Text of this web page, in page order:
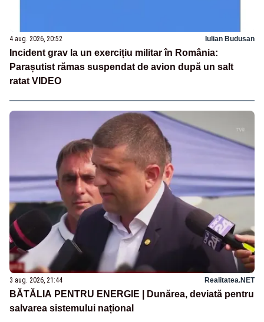
4 aug. 2026, 20:52 Iulian Budusan
Incident grav la un exercițiu militar în România:
Parașutist rămas suspendat de avion după un salt
ratat VIDEO
3 aug. 2026, 21:44 Realitatea.NET
BĂTĂLIA PENTRU ENERGIE | Dunărea, deviată pentru
salvarea sistemului național